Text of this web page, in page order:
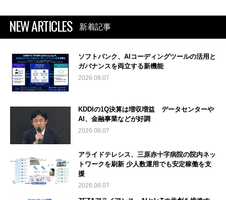
NEW ARTICLES 新着記事
ソフトバンク、AIコーディングツールの活用と
ガバナンスを両立する新機能
2026.08.07
KDDIの1Q決算は増収増益 データセンターや
AI、金融事業などが好調
2026.08.07
アライドテレシス、三原赤十字病院の院内ネッ
トワークを刷新 少人数運用でも安定稼働を支
援
2026.08.07